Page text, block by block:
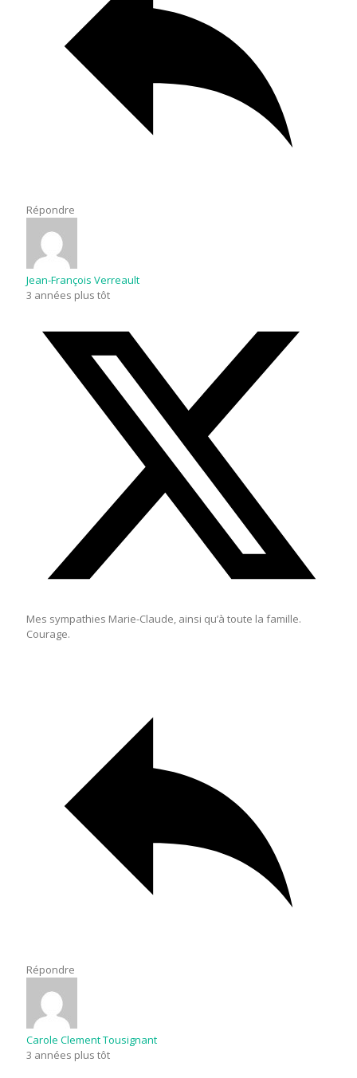
Répondre
Jean-François Verreault
3 années plus tôt
Mes sympathies Marie-Claude, ainsi qu’à toute la famille.
Courage.
Répondre
Carole Clement Tousignant
3 années plus tôt